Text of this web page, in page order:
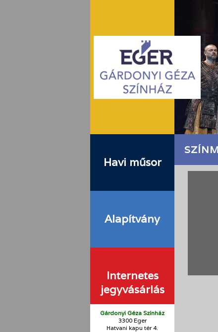
Havi műsor
Alapítvány
Internetes
jegyvásárlás
Gárdonyi Géza Színház
3300 Eger
Hatvani kapu tér 4.